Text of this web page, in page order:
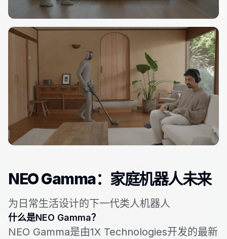
NEO Gamma：家庭机器人未来
为日常生活设计的下一代类人机器人
什么是NEO Gamma？
NEO Gamma是由1X Technologies开发的最新